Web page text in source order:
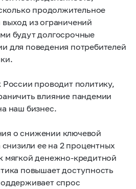
продолжительное
из ограничений
будут долгосрочные
для поведения потребителей
России проводит политику,
влияние пандемии
наш бизнес.
о снижении ключевой
снизили ее на 2 процентных
мягкой денежно-кредитной
повышает доступность
спрос